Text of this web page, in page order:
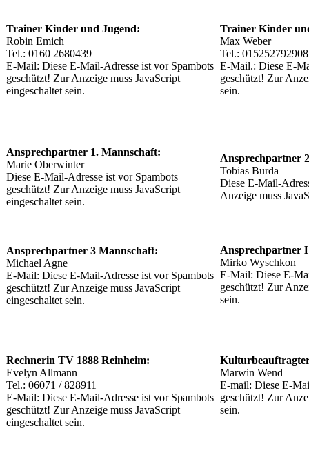
Trainer Kinder und Jugend:
Robin Emich
Tel.: 0160 2680439
E-Mail: Diese E-Mail-Adresse ist vor Spambots
geschützt! Zur Anzeige muss JavaScript
eingeschaltet sein.
Trainer Kinder
Max Weber
Tel.: 015252792908
E-Mail.: Diese E-
geschützt! Zur
sein.
Ansprechpartner 1. Mannschaft:
Marie Oberwinter
Diese E-Mail-Adresse ist vor Spambots
geschützt! Zur Anzeige muss JavaScript
eingeschaltet sein.
Ansprechpartner
Tobias Burda
Diese E-Mail-
Anzeige muss
Ansprechpartner 3 Mannschaft:
Michael Agne
E-Mail: Diese E-Mail-Adresse ist vor Spambots
geschützt! Zur Anzeige muss JavaScript
eingeschaltet sein.
Ansprechpartner
Mirko Wyschkon
E-Mail: Diese E-
geschützt! Zur
sein.
Rechnerin TV 1888 Reinheim:
Evelyn Allmann
Tel.: 06071 / 828911
E-Mail: Diese E-Mail-Adresse ist vor Spambots
geschützt! Zur Anzeige muss JavaScript
eingeschaltet sein.
Marwin Wend
E-mail: Diese E-
geschützt! Zur
sein.